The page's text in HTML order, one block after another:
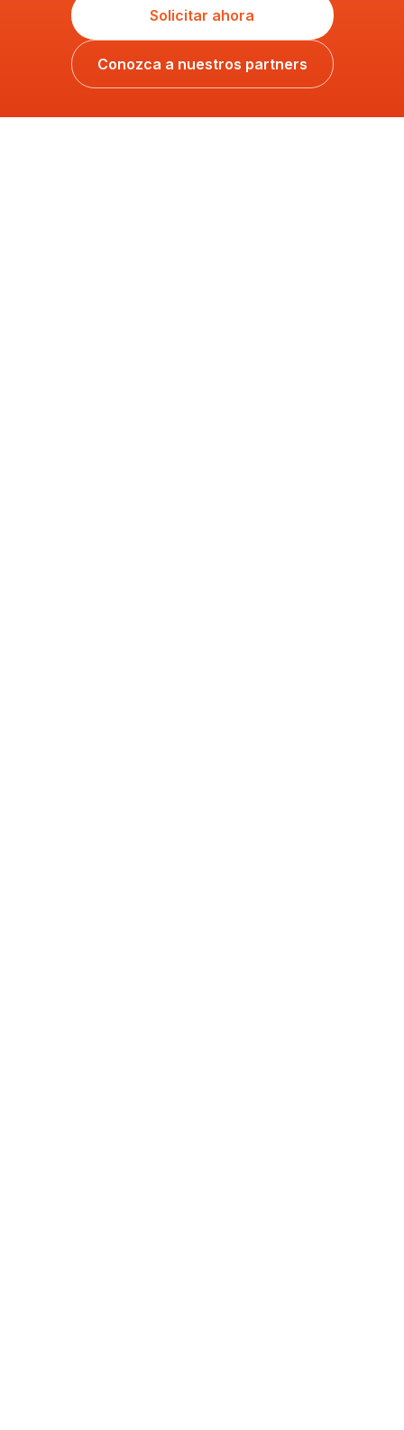
Solicitar ahora
Conozca a nuestros partners